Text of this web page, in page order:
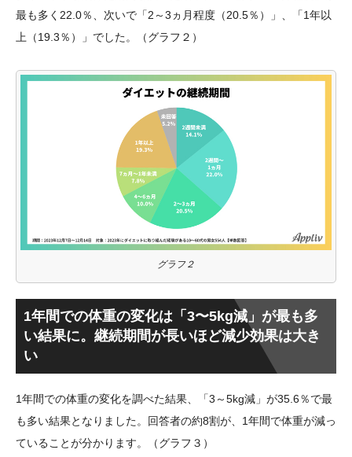
最も多く22.0％、次いで「2～3ヵ月程度（20.5％）」、「1年以
上（19.3％）」でした。（グラフ２）
グラフ２
1年間での体重の変化は「3〜5kg減」が最も多
い結果に。継続期間が長いほど減少効果は大き
い
1年間での体重の変化を調べた結果、「3～5kg減」が35.6％で最
も多い結果となりました。回答者の約8割が、1年間で体重が減っ
ていることが分かります。（グラフ３）